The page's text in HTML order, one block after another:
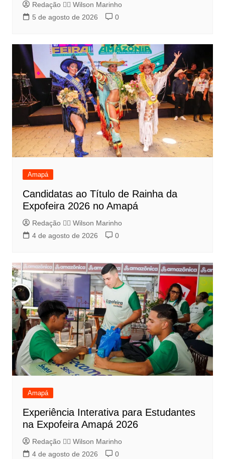
Redação 👨‍⚖️​ Wilson Marinho
5 de agosto de 2026
0
Amapá
Candidatas ao Título de Rainha da
Expofeira 2026 no Amapá
Redação 👨‍⚖️​ Wilson Marinho
4 de agosto de 2026
0
Amapá
Experiência Interativa para Estudantes
na Expofeira Amapá 2026
Redação 👨‍⚖️​ Wilson Marinho
4 de agosto de 2026
0